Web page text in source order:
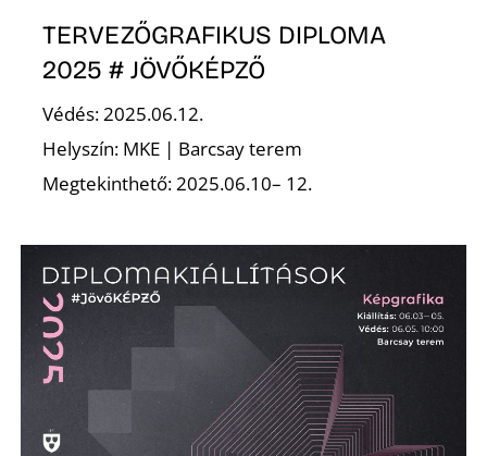
TERVEZŐGRAFIKUS DIPLOMA
2025 # JÖVŐKÉPZŐ
Védés: 2025.06.12.
Helyszín: MKE | Barcsay terem
Megtekinthető: 2025.06.10– 12.